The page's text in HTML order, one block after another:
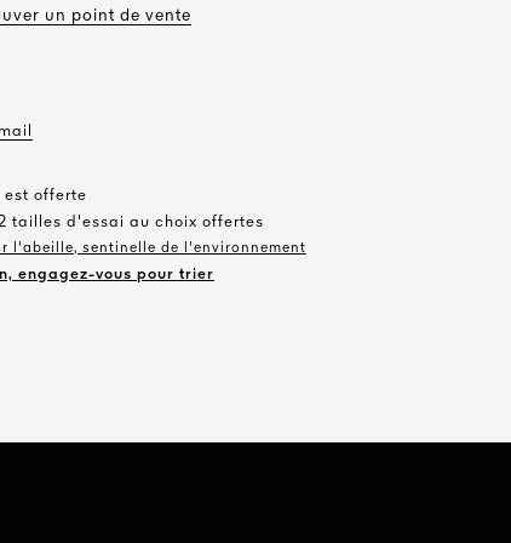
un point de vente
est offerte
tailles d'essai au choix offertes
l'abeille, sentinelle de l'environnement
engagez-vous pour trier